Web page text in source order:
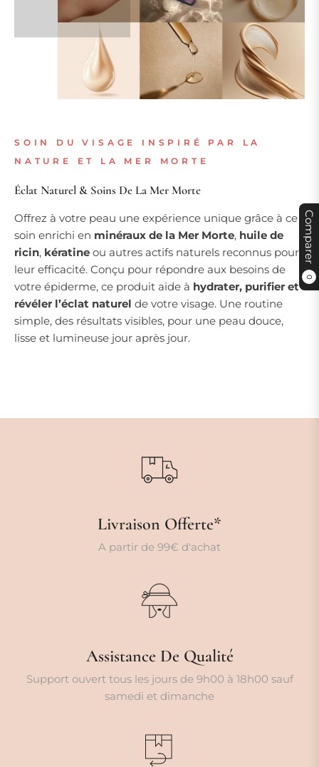
Comparer
0
SOIN DU VISAGE INSPIRÉ PAR LA
NATURE ET LA MER MORTE
Éclat Naturel & Soins De La Mer Morte
Offrez à votre peau une expérience unique grâce à ce
soin enrichi en minéraux de la Mer Morte, huile de
ricin, kératine ou autres actifs naturels reconnus pour
leur efficacité. Conçu pour répondre aux besoins de
votre épiderme, ce produit aide à hydrater, purifier et
révéler l’éclat naturel de votre visage. Une routine
simple, des résultats visibles, pour une peau douce,
lisse et lumineuse jour après jour.
Livraison Offerte*
A partir de 99€ d'achat
Assistance De Qualité
Support ouvert tous les jours de 9h00 à 18h00 sauf
samedi et dimanche